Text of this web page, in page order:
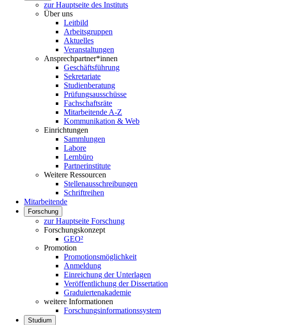
zur Hauptseite des Instituts
Über uns
Leitbild
Arbeitsgruppen
Aktuelles
Veranstaltungen
Ansprechpartner*innen
Geschäftsführung
Sekretariate
Studienberatung
Prüfungsausschüsse
Fachschaftsräte
Mitarbeitende A-Z
Kommunikation & Web
Einrichtungen
Sammlungen
Labore
Lernbüro
Partnerinstitute
Weitere Ressourcen
Stellenausschreibungen
Schriftreihen
Mitarbeitende
Forschung
zur Hauptseite Forschung
Forschungskonzept
GEO²
Promotion
Promotionsmöglichkeit
Anmeldung
Einreichung der Unterlagen
Veröffentlichung der Dissertation
Graduiertenakademie
weitere Informationen
Forschungsinformationssystem
Studium